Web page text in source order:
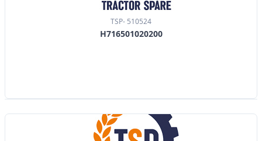
TSP- 510524
H716501020200